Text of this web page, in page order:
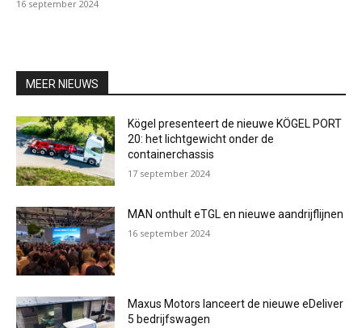
16 september 2024
MEER NIEUWS
Kögel presenteert de nieuwe KÖGEL PORT
20: het lichtgewicht onder de
containerchassis
17 september 2024
MAN onthult eTGL en nieuwe aandrijflijnen
16 september 2024
Maxus Motors lanceert de nieuwe eDeliver
5 bedrijfswagen